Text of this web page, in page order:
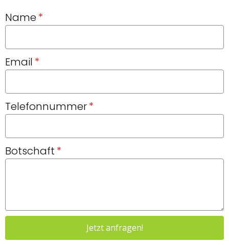
Name
Email
Telefonnummer
Botschaft
Jetzt anfragen!